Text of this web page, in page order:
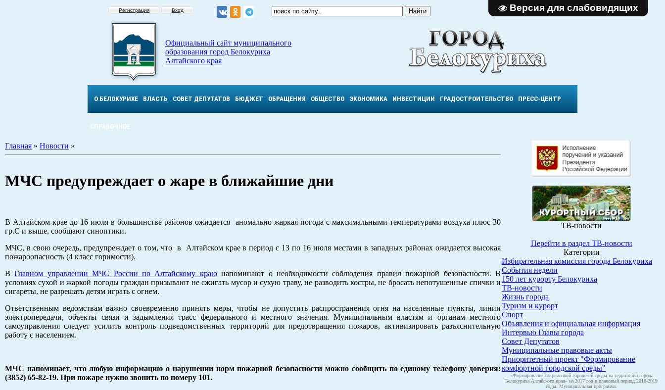
Версия для слабовидящих
Регистрация Вход
Официальный сайт муниципального
образования город Белокуриха
Алтайского края
О БЕЛОКУРИХЕ ВЛАСТЬ СОВЕТ ДЕПУТАТОВ БЮДЖЕТ ОБРАЩЕНИЯ ОБЩЕСТВО ЭКОНОМИКА ИНВЕСТИЦИИ ГРАДОСТРОИТЕЛЬСТВО ПРЕСС-ЦЕНТР
СПРАВОЧНОЕ
Главная » Новости »
МЧС предупреждает о жаре в ближайшие дни
В Алтайском крае до 16 июля в большинстве районов ожидается аномально жаркая погода с максимальными температурами воздуха плюс 30
гр.С и выше, сообщают синоптики.
МЧС, в свою очередь, предупреждает о том, что в Алтайском крае в период с 13 по 16 июля местами в западных районах ожидается высокая
пожароопасность (4 класс горимости).
ВГлавном управлении МЧС России по Алтайскому краюнапоминают о необходимости соблюдения правил пожарной безопасности. В
условиях сухой и жаркой погоды граждан призывают не сжигать мусор и сухую траву, не разводить костры, не бросать непотушенные спички и
сигареты, не разрешать детям играть с огнем.
Ответственным ведомствам важно своевременно принять меры, чтобы не допустить распространения огня на населенные пункты, линии
электропередачи, объекты связи и задымления трасс федерального и местного значения. Муниципальным властям и органам местного
самоуправления следует усилить контроль подведомственных территорий для предотвращения пожаров, активизировать разъяснительную
работу с населением.
МЧС напоминает, что любую информацию о нарушении норм пожарной безопасности можно сообщить по единому телефону доверия:
(3852) 65-82-19. При пожаре нужно звонить по номеру 101.
ТВ-новости
Перейти в раздел ТВ-новости
Категории
Избирательная комиссия города Белокуриха
События недели
150 лет курорту Белокуриха
ТВ-новости
Жизнь города
Туризм и курорт
Спорт
Объявления и официальная информация
Интервью Главы города
Совет Депутатов
Муниципальные правовые акты
Приоритетный проект "Формирование
комфортной городской среды"
«Формирование современной городской среды на территории города
Белокуриха Алтайского края» на 2017 год и плановый период 2018-2019
годы. Муниципальная программа.